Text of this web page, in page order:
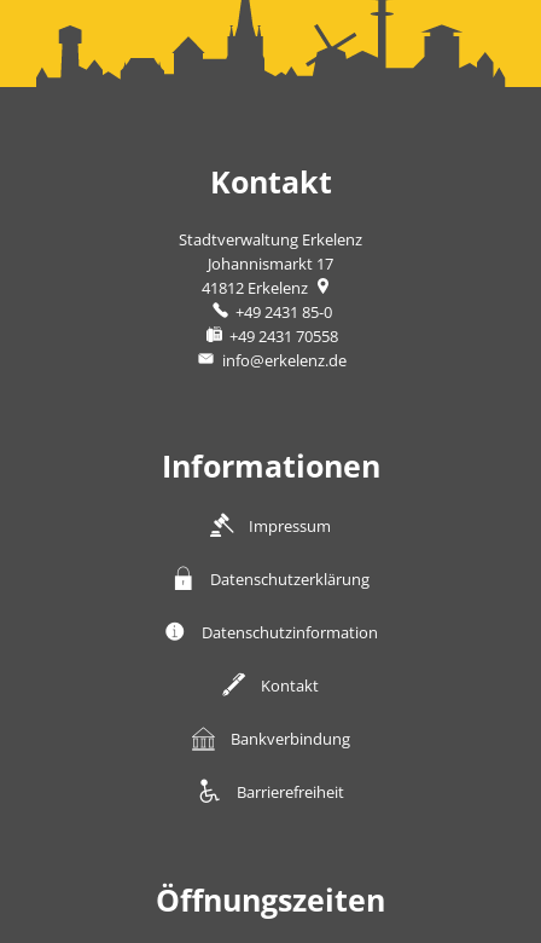
Kontakt
Stadtverwaltung Erkelenz
Johannismarkt 17
41812 Erkelenz
+49 2431 85-0
+49 2431 70558
info@erkelenz.de
Informationen
Impressum
Datenschutzerklärung
Datenschutzinformation
Kontakt
Bankverbindung
Barrierefreiheit
Öffnungszeiten